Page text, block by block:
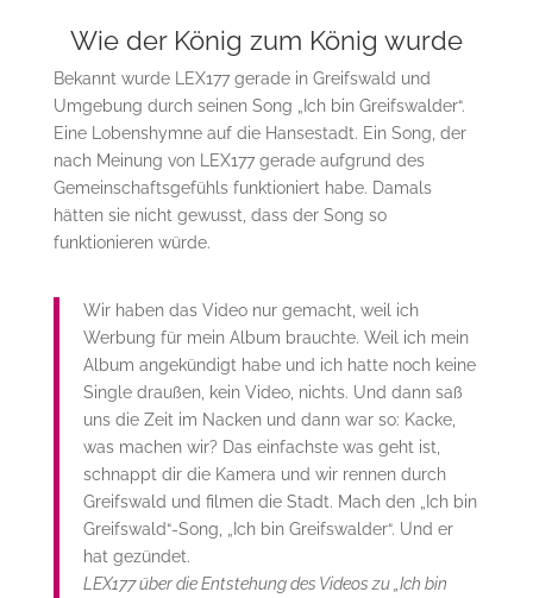
Wie der König zum König wurde
Bekannt wurde LEX177 gerade in Greifswald und
Umgebung durch seinen Song „Ich bin Greifswalder“.
Eine Lobenshymne auf die Hansestadt. Ein Song, der
nach Meinung von LEX177 gerade aufgrund des
Gemeinschaftsgefühls funktioniert habe. Damals
hätten sie nicht gewusst, dass der Song so
funktionieren würde.
Wir haben das Video nur gemacht, weil ich
Werbung für mein Album brauchte. Weil ich mein
Album angekündigt habe und ich hatte noch keine
Single draußen, kein Video, nichts. Und dann saß
uns die Zeit im Nacken und dann war so: Kacke,
was machen wir? Das einfachste was geht ist,
schnappt dir die Kamera und wir rennen durch
Greifswald und filmen die Stadt. Mach den „Ich bin
Greifswald“-Song, „Ich bin Greifswalder“. Und er
hat gezündet.
LEX177 über die Entstehung des Videos zu „Ich bin